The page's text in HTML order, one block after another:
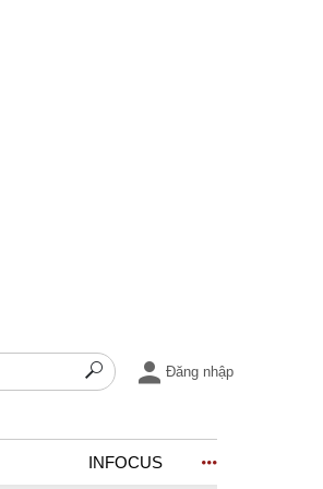
Đăng nhập
INFOCUS